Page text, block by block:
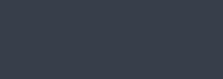
• بعد حصار محكم
مليوناً ونصف،
الفلسطينية عبر هذا